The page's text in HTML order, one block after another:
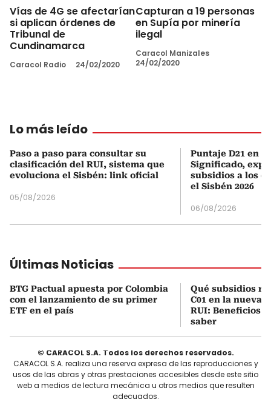
Vías de 4G se afectarían
si aplican órdenes de
Tribunal de
Cundinamarca
Caracol Radio 24/02/2020
Capturan a 19 personas
en Supía por minería
ilegal
Caracol Manizales
24/02/2020
Lo más leído
Paso a paso para consultar su
clasificación del RUI, sistema que
evoluciona el Sisbén: link oficial
05/08/2026
Puntaje D21 en
Significado,
subsidios a los
el Sisbén 2026
06/08/2026
Últimas Noticias
BTG Pactual apuesta por Colombia
con el lanzamiento de su primer
ETF en el país
Qué subsidios
C01 en la nueva
RUI: Beneficios
saber
© CARACOL S.A. Todos los derechos reservados.
CARACOL S.A. realiza una reserva expresa de las reproducciones y
usos de las obras y otras prestaciones accesibles desde este sitio
web a medios de lectura mecánica u otros medios que resulten
adecuados.